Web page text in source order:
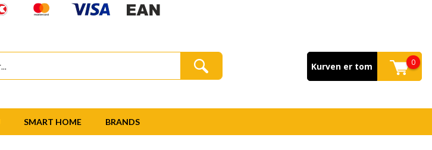
Kurven er tom 0
SMART HOME BRANDS